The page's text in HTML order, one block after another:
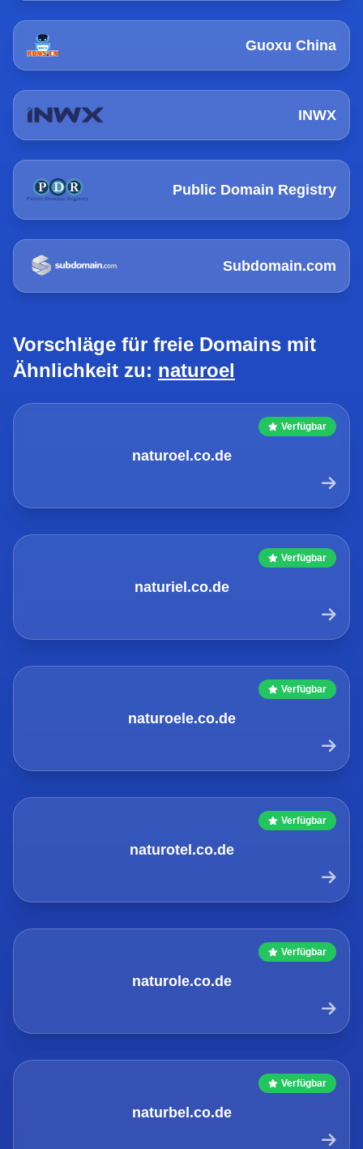
Guoxu China
INWX
Public Domain Registry
Subdomain.com
Vorschläge für freie Domains mit
Ähnlichkeit zu: naturoel
Verfügbar
naturoel.co.de
Verfügbar
naturiel.co.de
Verfügbar
naturoele.co.de
Verfügbar
naturotel.co.de
Verfügbar
naturole.co.de
Verfügbar
naturbel.co.de